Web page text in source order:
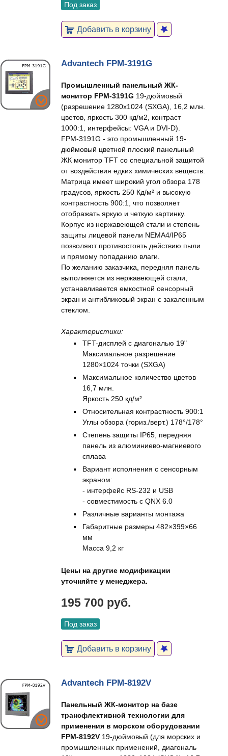
Под заказ
Добавить в корзину
Advantech FPM-3191G
Промышленный панельный ЖК-
монитор FPM-3191G 19-дюймовый
(разрешение 1280x1024 (SXGA), 16,2 млн.
цветов, яркость 300 кд/м2, контраст
1000:1, интерфейсы: VGA и DVI-D).
FPM-3191G - это промышленный 19-
дюймовый цветной плоский панельный
ЖК монитор TFT со специальной защитой
от воздействия едких химических веществ.
Матрица имеет широкий угол обзора 178
градусов, яркость 250 Кд/м² и высокую
контрастность 900:1, что позволяет
отображать яркую и четкую картинку.
Корпус из нержавеющей стали и степень
защиты лицевой панели NEMA4/IP65
позволяют противостоять действию пыли
и прямому попаданию влаги.
По желанию заказчика, передняя панель
выполняется из нержавеющей стали,
устанавливается емкостной сенсорный
экран и антибликовый экран с закаленным
стеклом.
Характеристики:
TFT-дисплей с диагональю 19"
Максимальное разрешение
1280×1024 точки (SXGA)
Максимальное количество цветов
16,7 млн.
Яркость 250 кд/м²
Относительная контрастность 900:1
Углы обзора (гориз./верт.) 178°/178°
Степень защиты IP65, передняя
панель из алюминиево-магниевого
сплава
Вариант исполнения с сенсорным
экраном:
- интерфейс RS-232 и USB
- совместимость с QNX 6.0
Различные варианты монтажа
Габаритные размеры 482×399×66
мм
Масса 9,2 кг
Цены на другие модификации
уточняйте у менеджера.
195 700 руб.
Под заказ
Добавить в корзину
Advantech FPM-8192V
Панельный ЖК-монитор на базе
трансфлективной технологии для
применения в морском оборудовании
FPM-8192V 19-дюймовый (для морских и
промышленных применений, диагональ